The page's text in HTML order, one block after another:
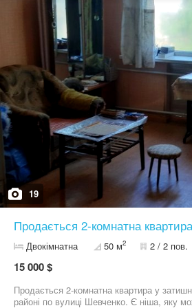
19
Продається 2-комнатна
Двокімнатна 50 м2 2 / 2 пов.
15 000 $
Продається 2-комнатна квартира у
районі по вулиці Шевченко. Є ніша, яку